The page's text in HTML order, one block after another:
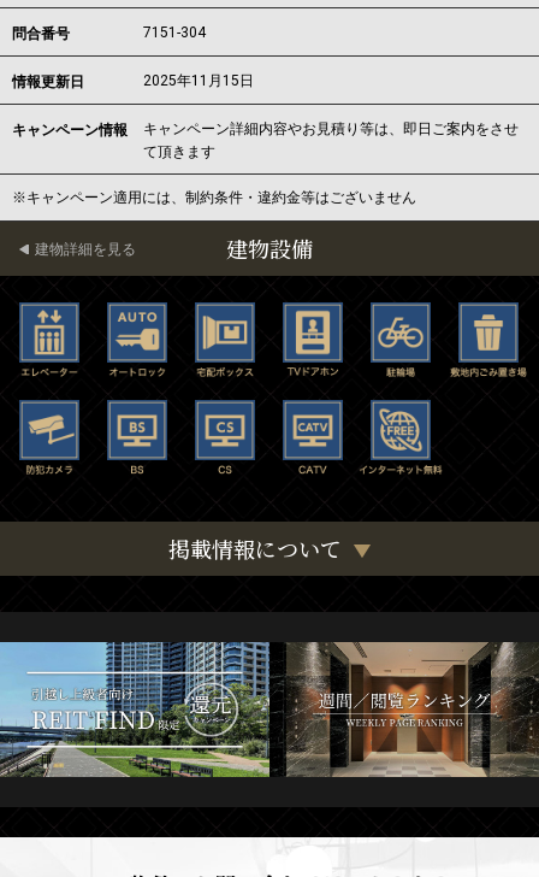
問合番号 7151-304
情報更新日 2025年11月15日
キャンペーン情報
キャンペーン詳細内容やお見積り等は、即日ご案内をさせ
て頂きます
※キャンペーン適用には、制約条件・違約金等はございません
建物設備
建物詳細を見る
掲載情報について